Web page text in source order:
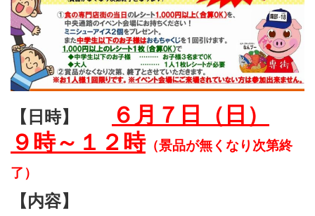
【日時】 ６月７日（日）
９時～１２時（景品が無くなり次第終
了）
【内容】